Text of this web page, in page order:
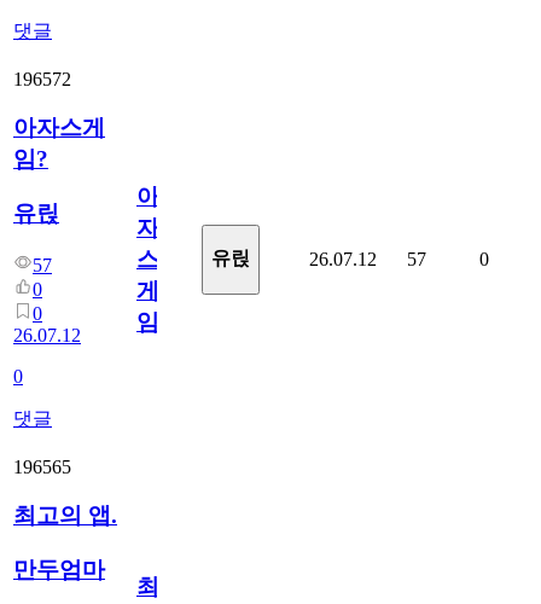
댓글
196572
아자스게
임?
유릱
57
0
0
26.07.12
0
댓글
아
자
스
게
임?
유릱 26.07.12 57 0
196565
최고의 앱.
만두엄마
최